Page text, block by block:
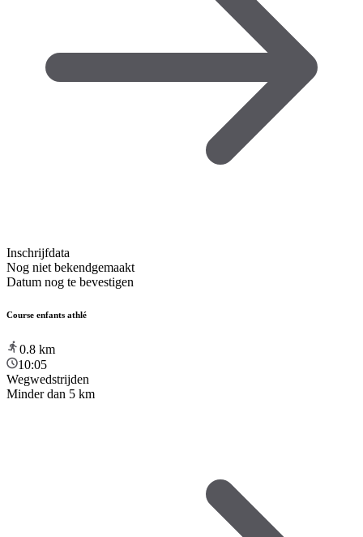
Inschrijfdata
Nog niet bekendgemaakt
Datum nog te bevestigen
Course enfants athlé
0.8 km
10:05
Wegwedstrijden
Minder dan 5 km